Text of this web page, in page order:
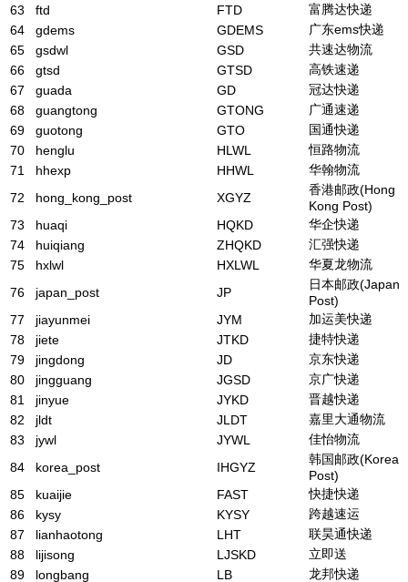
63
ftd FTD
富腾达快递
64
gdems GDEMS
广东ems快递
65
gsdwl GSD
共速达物流
66
gtsd GTSD
高铁速递
67
guada GD
冠达快递
68
guangtong GTONG
广通速递
69
guotong GTO
国通快递
70
henglu HLWL
恒路物流
71
hhexp HHWL
华翰物流
72
hong_kong_post XGYZ
香港邮政(Hong
Kong Post)
73
huaqi HQKD
华企快递
74
huiqiang ZHQKD
汇强快递
75
hxlwl HXLWL
华夏龙物流
76
japan_post JP
日本邮政(Japan
Post)
77
jiayunmei JYM
加运美快递
78
jiete JTKD
捷特快递
79
jingdong JD
京东快递
80
jingguang JGSD
京广快递
81
jinyue JYKD
晋越快递
82
jldt JLDT
嘉里大通物流
83
jywl JYWL
佳怡物流
84
korea_post IHGYZ
韩国邮政(Korea
Post)
85
kuaijie FAST
快捷快递
86
kysy KYSY
跨越速运
87
lianhaotong LHT
联昊通快递
88
lijisong LJSKD
立即送
89
longbang LB
龙邦快递